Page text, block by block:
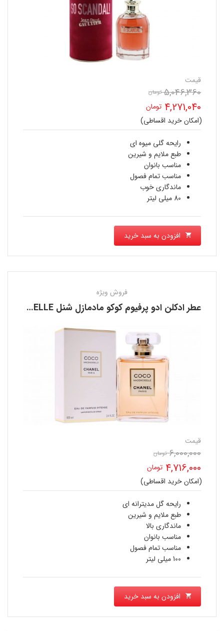
قیمت
5,046,360 تومان
اصلی
5,046,360 تومان
بود.
4,271,040 تومان
قیمت
فعلی
4,271,040 تومان
است.
(امکان خرید اقساطی)
رایحه گلی میوه ای
طبع ملایم و شیرین
مناسب بانوان
مناسب تمام فصول
ماندگاری خوب
80 میلی لیتر
افزودن به سبد خرید
فروش ویژه
عطر ادکلن ادو پرفیوم کوکو مادمازل شنل CHANEL COCO MADEMOISELLE
قیمت
6,000,000 تومان
اصلی
6,000,000 تومان
بود.
4,716,000 تومان
قیمت
فعلی
4,716,000 تومان
است.
(امکان خرید اقساطی)
رایحه گل مدیترانه ای
طبع ملایم و شیرین
ماندگاری بالا
مناسب بانوان
مناسب تمام فصول
100 میلی لیتر
افزودن به سبد خرید